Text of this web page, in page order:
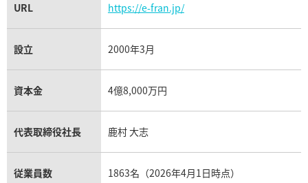
URL https://e-fran.jp/
設立 2000年3月
資本金 4億8,000万円
代表取締役社長 鹿村 大志
従業員数 1863名（2026年4月1日時点）